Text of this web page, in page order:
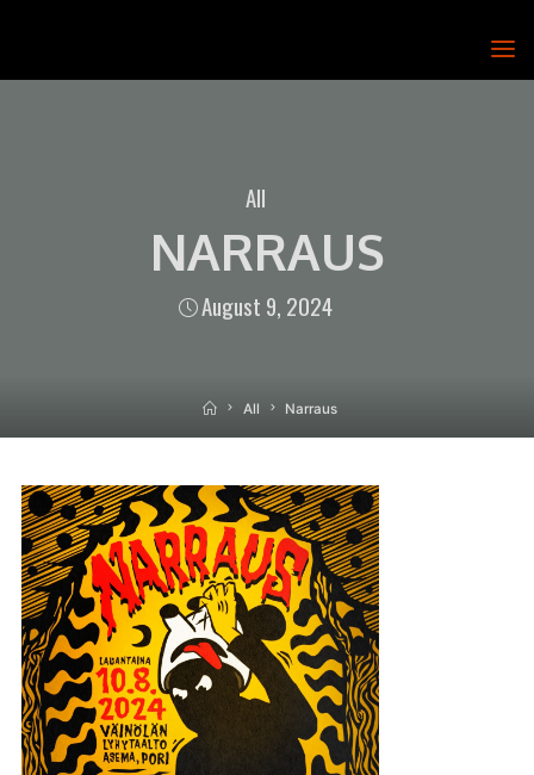
All
NARRAUS
August 9, 2024
Home
All Narraus